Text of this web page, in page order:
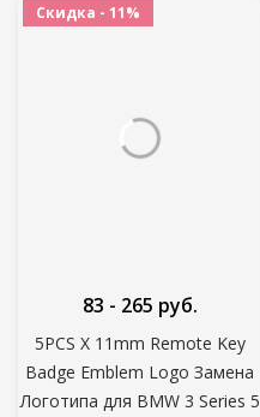
Скидка - 11%
5PCS X 11mm Remote Key
Badge Emblem Logo Замена
Логотипа для BMW 3 Series 5
83 - 265 руб.